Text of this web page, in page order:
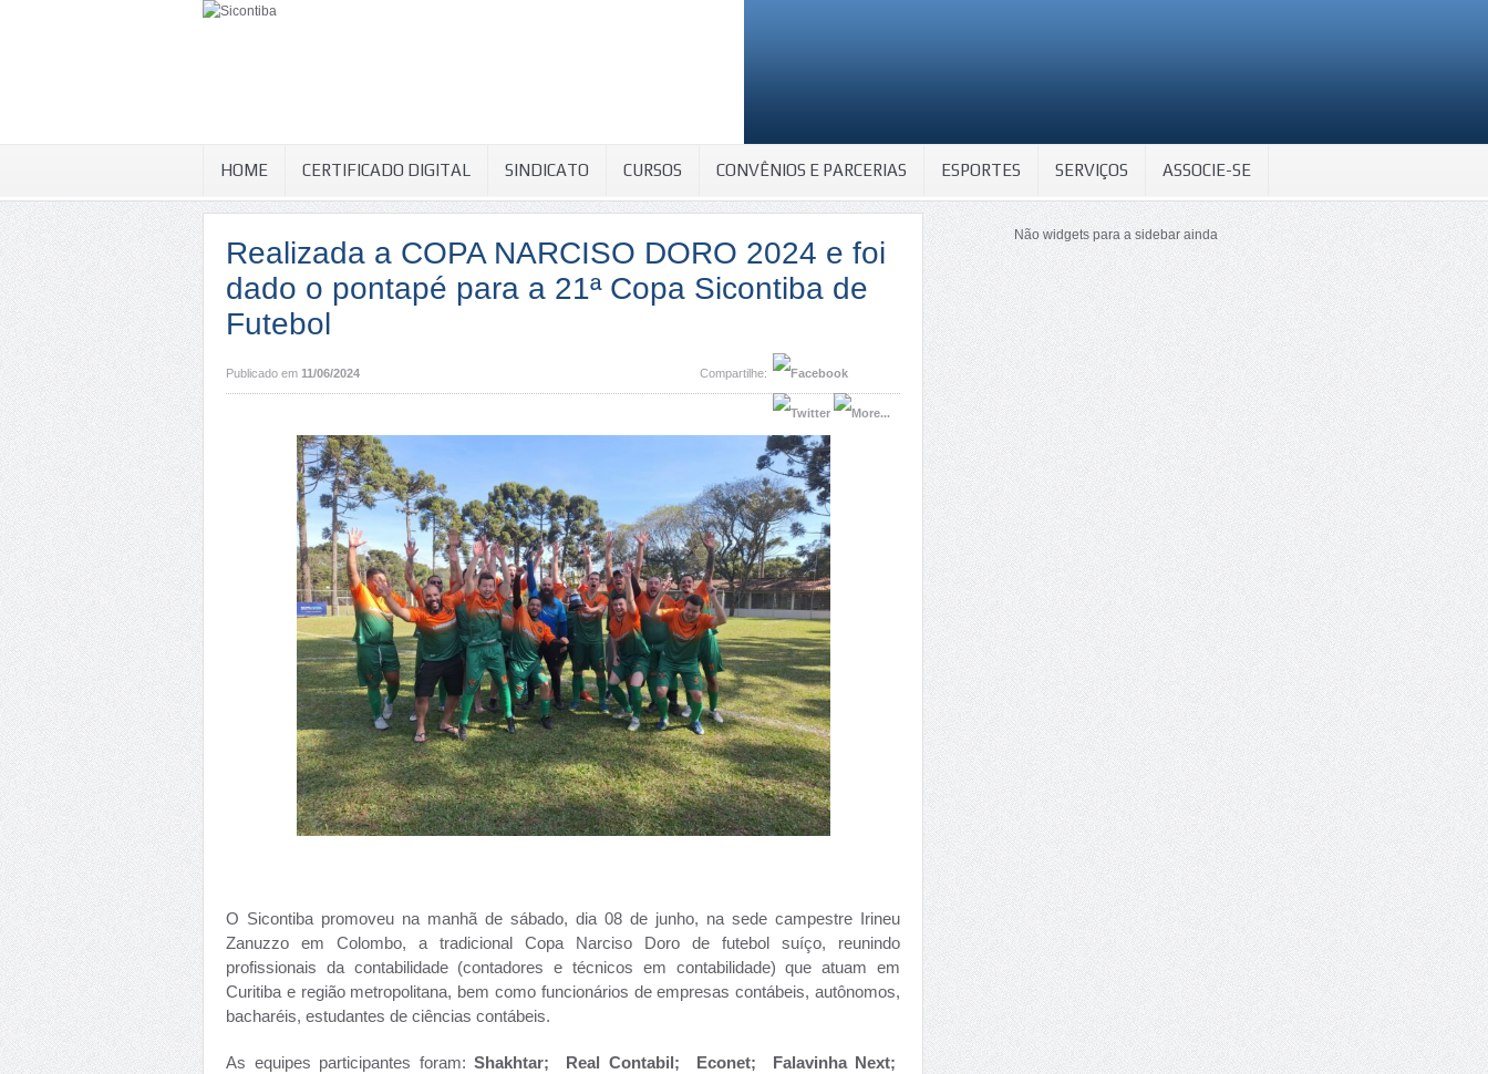
HOME CERTIFICADO DIGITAL SINDICATO CURSOS CONVÊNIOS E PARCERIAS ESPORTES SERVIÇOS ASSOCIE-SE
Realizada a COPA NARCISO DORO 2024 e foi
dado o pontapé para a 21ª Copa Sicontiba de
Futebol
Publicado em 11/06/2024 Compartilhe:
O Sicontiba promoveu na manhã de sábado, dia 08 de junho, na sede campestre Irineu
Zanuzzo em Colombo, a tradicional Copa Narciso Doro de futebol suíço, reunindo
profissionais da contabilidade (contadores e técnicos em contabilidade) que atuam em
Curitiba e região metropolitana, bem como funcionários de empresas contábeis, autônomos,
bacharéis, estudantes de ciências contábeis.
As equipes participantes foram: Shakhtar;
Real Contabil; Econet; Falavinha Next;
Não widgets para a sidebar ainda